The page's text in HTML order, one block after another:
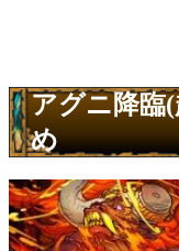
アグニ降臨
め